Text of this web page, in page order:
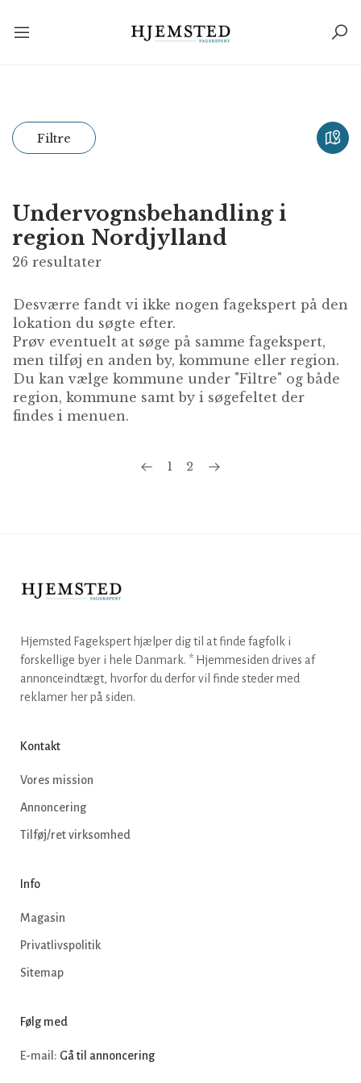
Filtre
Undervognsbehandling i
region Nordjylland
26 resultater
Desværre fandt vi ikke nogen fagekspert på den
lokation du søgte efter.
Prøv eventuelt at søge på samme fagekspert,
men tilføj en anden by, kommune eller region.
Du kan vælge kommune under "Filtre" og både
region, kommune samt by i søgefeltet der
findes i menuen.
1 2
Hjemsted Fagekspert hjælper dig til at finde fagfolk i
forskellige byer i hele Danmark. * Hjemmesiden drives af
annonceindtægt, hvorfor du derfor vil finde steder med
reklamer her på siden.
Kontakt
Vores mission
Annoncering
Tilføj/ret virksomhed
Info
Magasin
Privatlivspolitik
Sitemap
Følg med
E-mail: Gå til annoncering